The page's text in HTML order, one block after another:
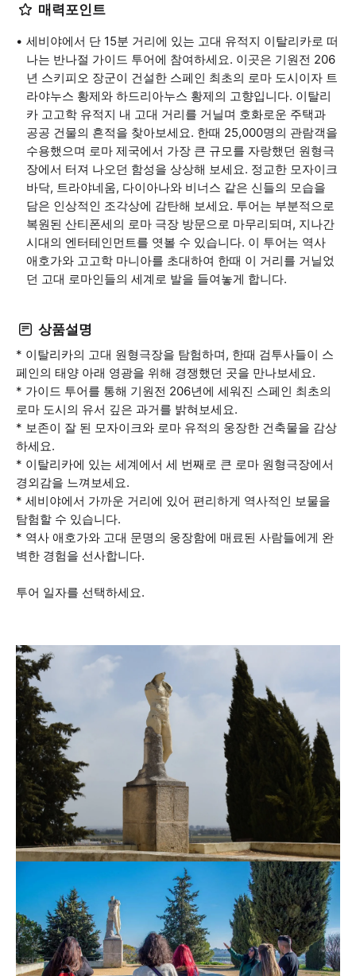
매력포인트
세비야에서 단 15분 거리에 있는 고대 유적지 이탈리카로 떠
나는 반나절 가이드 투어에 참여하세요. 이곳은 기원전 206
년 스키피오 장군이 건설한 스페인 최초의 로마 도시이자 트
라야누스 황제와 하드리아누스 황제의 고향입니다. 이탈리
카 고고학 유적지 내 고대 거리를 거닐며 호화로운 주택과
공공 건물의 흔적을 찾아보세요. 한때 25,000명의 관람객을
수용했으며 로마 제국에서 가장 큰 규모를 자랑했던 원형극
장에서 터져 나오던 함성을 상상해 보세요. 정교한 모자이크
바닥, 트라야네움, 다이아나와 비너스 같은 신들의 모습을
담은 인상적인 조각상에 감탄해 보세요. 투어는 부분적으로
복원된 산티폰세의 로마 극장 방문으로 마무리되며, 지나간
시대의 엔터테인먼트를 엿볼 수 있습니다. 이 투어는 역사
애호가와 고고학 마니아를 초대하여 한때 이 거리를 거닐었
던 고대 로마인들의 세계로 발을 들여놓게 합니다.
상품설명
* 이탈리카의 고대 원형극장을 탐험하며, 한때 검투사들이 스
페인의 태양 아래 영광을 위해 경쟁했던 곳을 만나보세요.
* 가이드 투어를 통해 기원전 206년에 세워진 스페인 최초의
로마 도시의 유서 깊은 과거를 밝혀보세요.
* 보존이 잘 된 모자이크와 로마 유적의 웅장한 건축물을 감상
하세요.
* 이탈리카에 있는 세계에서 세 번째로 큰 로마 원형극장에서
경외감을 느껴보세요.
* 세비야에서 가까운 거리에 있어 편리하게 역사적인 보물을
탐험할 수 있습니다.
* 역사 애호가와 고대 문명의 웅장함에 매료된 사람들에게 완
벽한 경험을 선사합니다.
투어 일자를 선택하세요.